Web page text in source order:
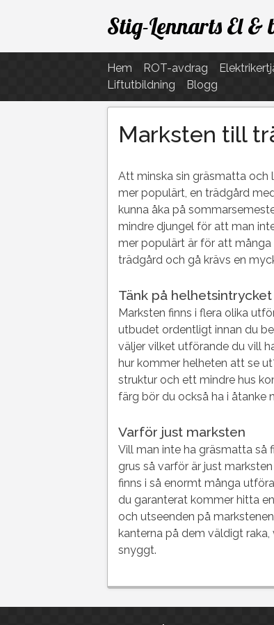
Hoppa
till
innehåll
Stig-Lennarts El &
Hem ROT-avdrag
Liftutbildning
Blogg
Marksten till
Att minska sin gräsmatta och
mer populärt, en trädgård
kunna åka på
mindre djungel för att man
mer populärt är för att många
trädgård och gå krävs en
Tänk på
Marksten finns i flera olika
utbudet ordentligt innan du
väljer vilket utförande du vill
hur kommer helheten att se
struktur och ett mindre hus
färg bör du också ha i åtanke
Varför just marksten
Vill man inte ha gräsmatta så
grus så varför är just
finns i så enormt många
du garanterat kommer hitta
och utseenden på
kanterna på dem väldigt
snyggt.